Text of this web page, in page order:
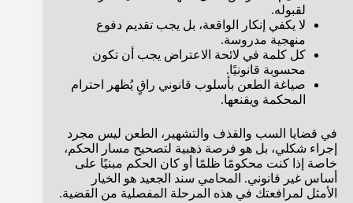
لقبوله.
لا يكفي إنكار الواقعة، بل يجب تقديم دفوع
منهجية مدروسة.
كل كلمة في لائحة الاعتراض يجب أن تكون
محسوبة قانونيًا.
صياغة الطعن بأسلوب قانوني راقٍ يُظهر احترام
المحكمة ويقنعها.
في قضايا السب والقذف والتشهير، الطعن ليس مجرد
إجراء شكلي، بل هو فرصة ذهبية لتصحيح مسار الحكم،
خاصة إذا كنت محكومًا ظلمًا أو كان الحكم مبنيًا على
أساس غير قانوني. المحامي سند الجعيد هو الخيار
الأمثل لمرافعتك في هذه المرحلة المفصلية من القضية.